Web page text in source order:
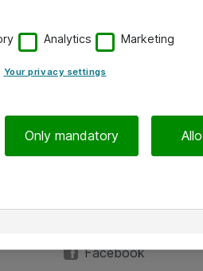
eivät sisällä arvonlisäveroa
Facebook
Analytics Marketing
Your privacy settings
Only mandatory